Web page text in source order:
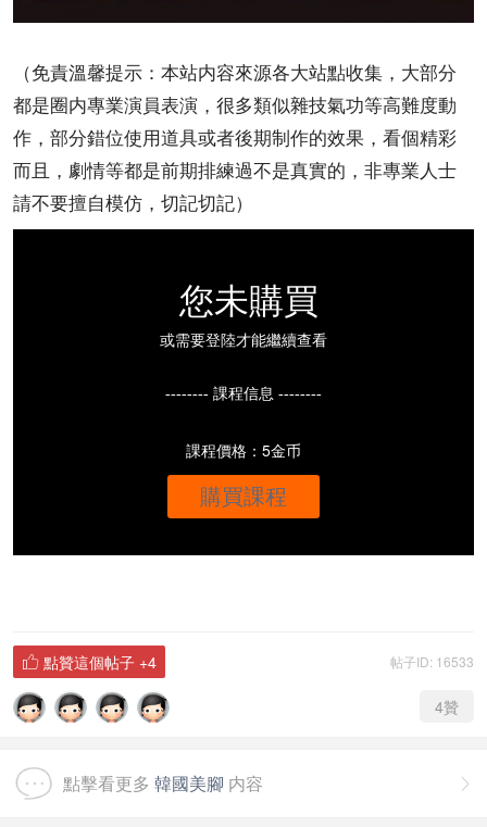
（免責溫馨提示：本站内容來源各大站點收集，大部分
都是圈内專業演員表演，很多類似雜技氣功等高難度動
作，部分錯位使用道具或者後期制作的效果，看個精彩
而且，劇情等都是前期排練過不是真實的，非專業人士
請不要擅自模仿，切記切記）
您未購買
或需要登陸才能繼續查看
-------- 課程信息 --------
課程價格：5金币
購買課程
帖子ID: 16533
 點贊這個帖子 +4
4贊

點擊看更多 韓國美腳 内容